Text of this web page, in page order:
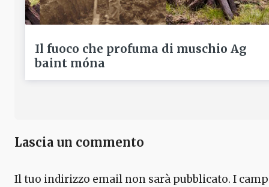
Il fuoco che profuma di muschio Ag
baint móna
Lascia un commento
Il tuo indirizzo email non sarà pubblicato. I